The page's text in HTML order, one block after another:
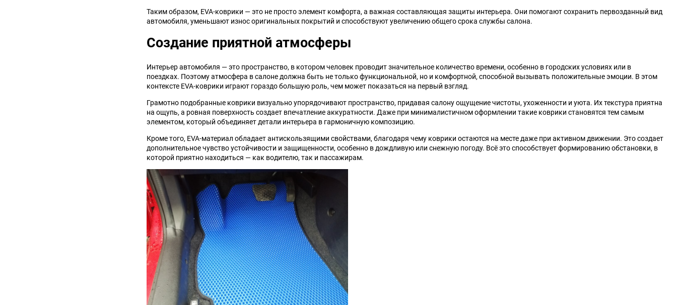
Таким образом, EVA-коврики — это не просто элемент комфорта, а важная составляющая защиты интерьера. Они помогают сохранить первозданный вид
автомобиля, уменьшают износ оригинальных покрытий и способствуют увеличению общего срока службы салона.
Создание приятной атмосферы
Интерьер автомобиля — это пространство, в котором человек проводит значительное количество времени, особенно в городских условиях или в
поездках. Поэтому атмосфера в салоне должна быть не только функциональной, но и комфортной, способной вызывать положительные эмоции. В этом
контексте EVA-коврики играют гораздо большую роль, чем может показаться на первый взгляд.
Грамотно подобранные коврики визуально упорядочивают пространство, придавая салону ощущение чистоты, ухоженности и уюта. Их текстура приятна
на ощупь, а ровная поверхность создает впечатление аккуратности. Даже при минималистичном оформлении такие коврики становятся тем самым
элементом, который объединяет детали интерьера в гармоничную композицию.
Кроме того, EVA-материал обладает антискользящими свойствами, благодаря чему коврики остаются на месте даже при активном движении. Это создает
дополнительное чувство устойчивости и защищенности, особенно в дождливую или снежную погоду. Всё это способствует формированию обстановки, в
которой приятно находиться — как водителю, так и пассажирам.